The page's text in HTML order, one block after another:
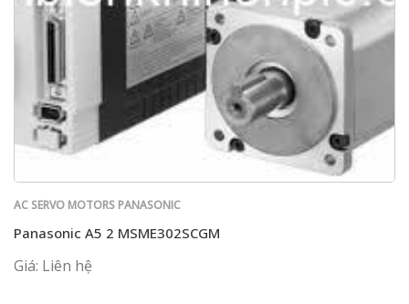
AC SERVO MOTORS PANASONIC
Panasonic A5 2 MSME302SCGM
Giá: Liên hệ